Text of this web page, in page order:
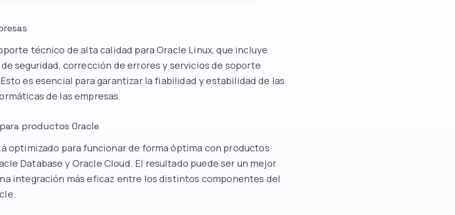
técnico de alta calidad para Oracle Linux, que incluye
seguridad, corrección de errores y servicios de soporte
es esencial para garantizar la fiabilidad y estabilidad de las
de las empresas.
productos Oracle
optimizado para funcionar de forma óptima con productos
Database y Oracle Cloud. El resultado puede ser un mejor
integración más eficaz entre los distintos componentes del